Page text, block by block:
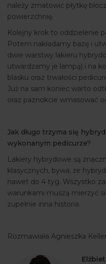
należy zmatowić płytkę
powierzchnię.
Kolejny krok to oddzielenie
Potem nakładamy bazę i
dwie warstwy lakieru
utwardzamy je lampą) i na
blasku oraz trwałości
Już na sam koniec warto
oraz paznokcie wmasować
Jak długo trzyma się
wykonanym pedicurze?
Lakiery hybrydowe są
klasycznych, bywa, że
nawet do 4 tyg. Wszystko
warunkami muszą mierzyć
zupełnie inna historia.
Rozmawiała Agnieszka